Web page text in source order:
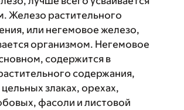
Железо растительного
или негемовое железо,
организмом. Негемовое
содержится в
содержания,
злаках, орехах,
фасоли и листовой